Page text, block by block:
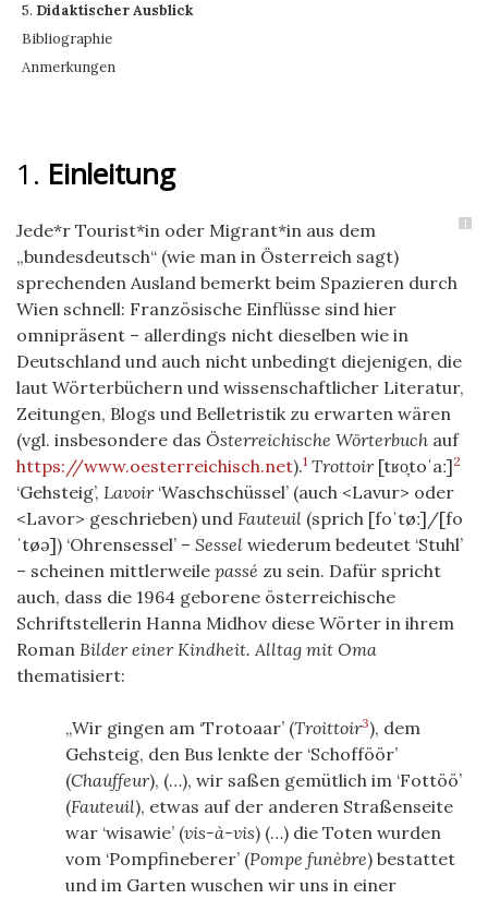
5. Didaktischer Ausblick
Bibliographie
Anmerkungen
1. Einleitung
1
Jede*r Tourist*in oder Migrant*in aus dem
„bundesdeutsch“ (wie man in Österreich sagt)
sprechenden Ausland bemerkt beim Spazieren durch
Wien schnell: Französische Einflüsse sind hier
omnipräsent – allerdings nicht dieselben wie in
Deutschland und auch nicht unbedingt diejenigen, die
laut Wörterbüchern und wissenschaftlicher Literatur,
Zeitungen, Blogs und Belletristik zu erwarten wären
(vgl. insbesondere das Österreichische Wörterbuch auf
https://www.oesterreichisch.net).1 Trottoir[tʁo̞toˈaː]2
‘Gehsteig’, Lavoir‘Waschschüssel’ (auch <Lavur> oder
<Lavor> geschrieben) und Fauteuil (sprich [foˈtøː]/[fo
ˈtøə]) ‘Ohrensessel’ – Sessel wiederum bedeutet ‘Stuhl’
– scheinen mittlerweile passé zu sein. Dafür spricht
auch, dass die 1964 geborene österreichische
Schriftstellerin Hanna Midhov diese Wörter in ihrem
Roman Bilder einer Kindheit. Alltag mit Oma
thematisiert:
Wir gingen am ‘Trotoaar’ (Troittoir3), dem
Gehsteig, den Bus lenkte der ‘Schofföör’
(Chauffeur), (…), wir saßen gemütlich im ‘Fottöö’
(Fauteuil), etwas auf der anderen Straßenseite
war ‘wisawie’ (vis-à-vis) (…) die Toten wurden
vom ‘Pompfineberer’ (Pompe funèbre) bestattet
und im Garten wuschen wir uns in einer